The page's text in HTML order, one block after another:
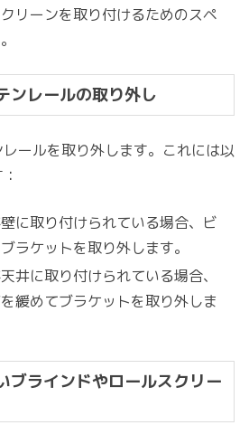
リーンを取り付けるためのスペ
ンレールの取り外し
ールを取り外します。これには以
に取り付けられている場合、ビ
ラケットを取り外します。
井に取り付けられている場合、
緩めてブラケットを取り外しま
ブラインドやロールスクリー